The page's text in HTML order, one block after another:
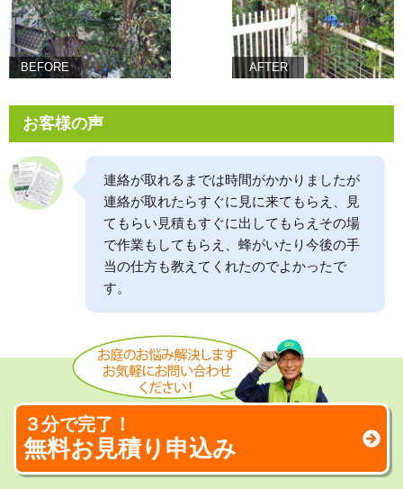
BEFORE AFTER
お客様の声
連絡が取れるまでは時間がかかりましたが
連絡が取れたらすぐに見に来てもらえ、見
てもらい見積もすぐに出してもらえその場
で作業もしてもらえ、蜂がいたり今後の手
当の仕方も教えてくれたのでよかったで
す。
３分で完了！
無料お見積り申込み